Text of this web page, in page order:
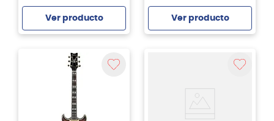
Ver producto Ver producto